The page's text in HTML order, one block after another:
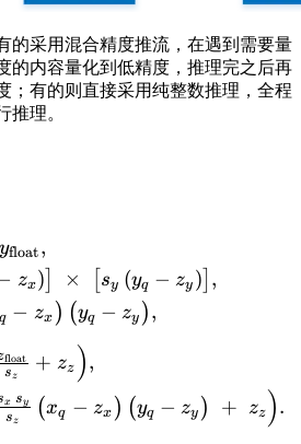
的采用混合精度推流，在遇到需要量
的内容量化到低精度，推理完之后再
；有的则直接采用纯整数推理，全程
推理。
yfloat,
zx) × sy (yq − zy ) ,
q − zx ) (yq − zy ),
sz
float + zz ),
s z
x sy (xq − zx ) (yq − zy ) + zz ).